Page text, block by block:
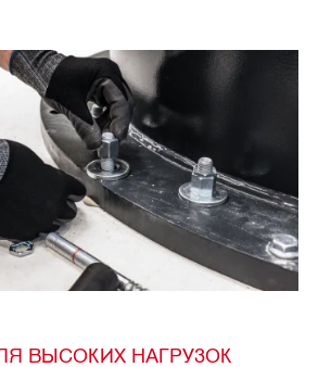
ВЫСОКИХ НАГРУЗОК